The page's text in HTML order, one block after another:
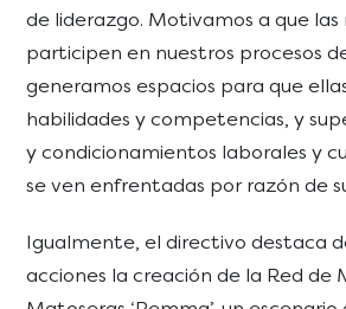
de liderazgo. Motivamos a que las
participen en nuestros procesos
generamos espacios para que
habilidades y competencias, y
y condicionamientos laborales y
se ven enfrentadas por razón de
Igualmente, el directivo destaca
acciones la creación de la Red de